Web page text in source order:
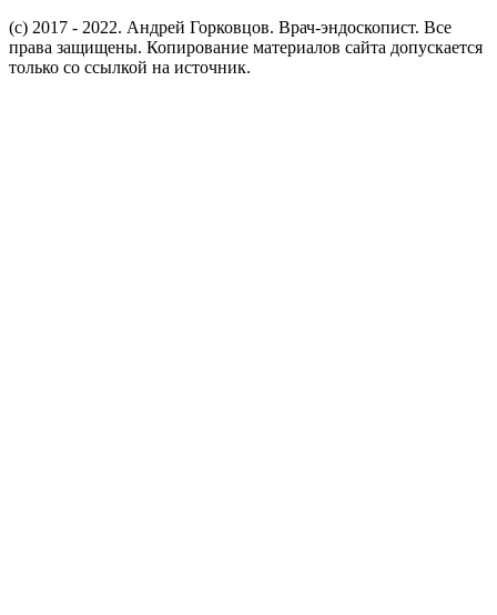
(c) 2017 - 2022. Андрей Горковцов. Врач-эндоскопист. Все
права защищены. Копирование материалов сайта допускается
только со ссылкой на источник.